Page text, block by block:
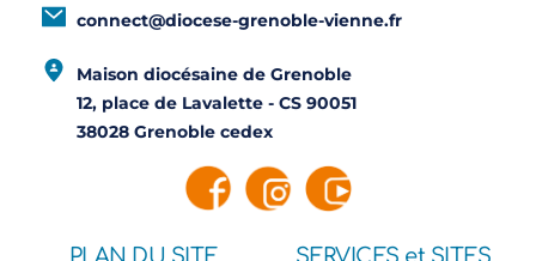
connect@diocese-grenoble-vienne.fr
Maison diocésaine de Grenoble
12, place de Lavalette - CS 90051
38028 Grenoble cedex